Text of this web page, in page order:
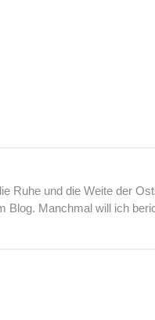
Ruhe und die Weite der
Blog. Manchmal will ich